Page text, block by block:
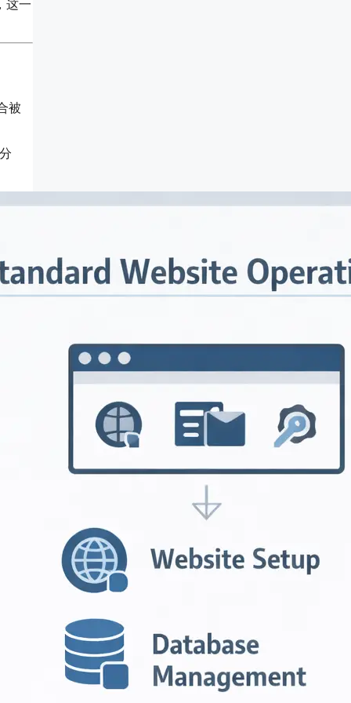
这一
被